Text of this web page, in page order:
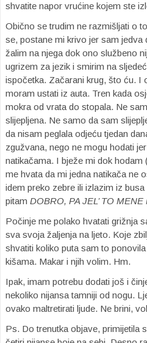
shvatite napor vrućine kojem ste
Obično se trudim ne razmišljati o
se, postane mi krivo jer sam jedva
žalim na njega dok ono službeno
ugrizem za jezik i smirim na
ispočetka. Začarani krug, što ću. I
moram ustati iz auta. Tren kada
mokra od vrata do stopala. Ne
slijepljena. Ne samo da sam
da nisam peglala odjeću tjedan
zgužvana, nego ne mogu hodati
natikačama. I bježe mi dok hodam
me hvata da mi jedna natikača ne
idem preko zebre ili izlazim iz
pitam DOBRO, PA JEL’ TO
Počinje me polako hvatati grižnja
sva svoja žaljenja na ljeto. Koje
shvatiti koliko puta sam to
kišama. Makar i njih volim. Hm.
Ipak, imam potrebu dodati još i
nekoliko nijansa tamniji od nogu.
ovako maltretirati ljude. Ne brini,
Ps. Do trenutka objave, primijetila